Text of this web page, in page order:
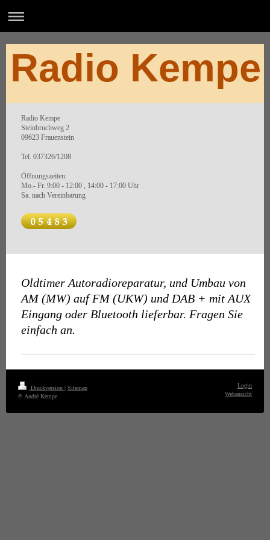
Radio Kempe
Radio Kempe
Steinbruchweg 2
09623 Frauenstein
Tel. 037326/1208
Öffnungszeiten:
Mo.- Fr. 9:00 - 12:00 , 14:00 - 17:00 Uhr
Sa. nach Vereinbarung
Oldtimer Autoradioreparatur, und Umbau von
AM (MW) auf FM (UKW) und DAB + mit AUX
Eingang oder Bluetooth lieferbar. Fragen Sie
einfach an.
Druckversion
Sitemap
© André Kempe
Login
Webansicht